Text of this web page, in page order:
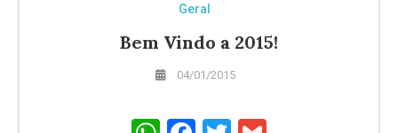
Geral
Bem Vindo a 2015!
04/01/2015